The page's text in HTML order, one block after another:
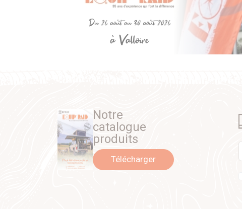
Notre
catalogue
produits
Télécharger